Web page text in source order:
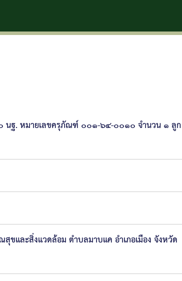
๐ นฐ. หมายเลขครุภัณฑ์ ๐๐๑-๖๔-๐๐๑๐ จำนวน ๑ ลูก
สุขและสิ่งแวดล้อม ตำบลมาบแค อำเภอเมือง จังหวัด